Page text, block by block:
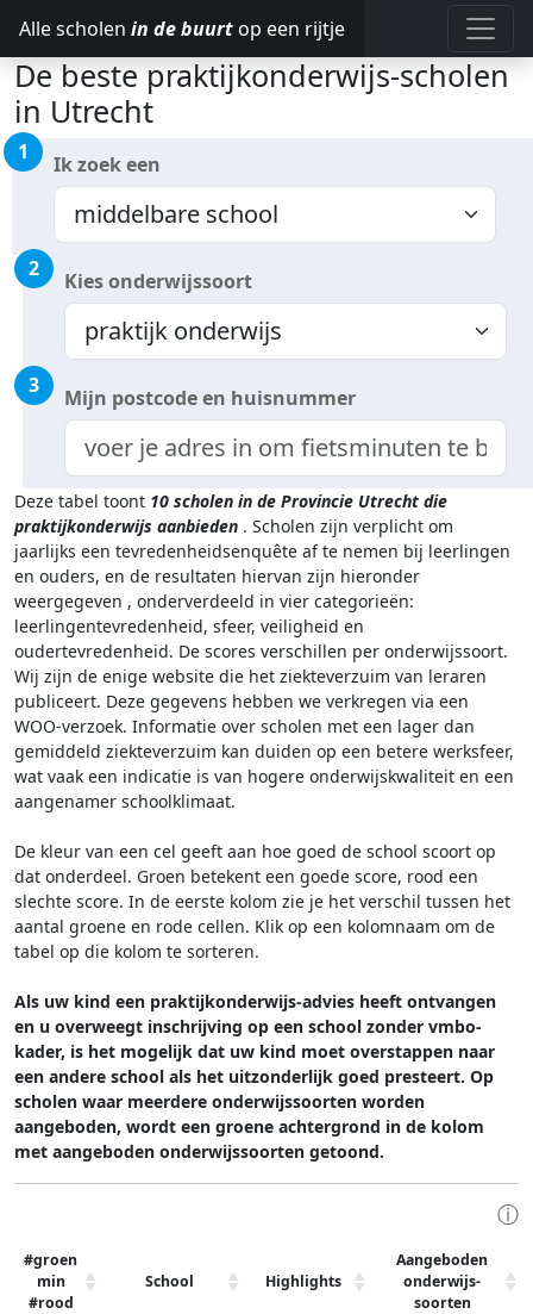
Alle scholen in de buurt op een rijtje
De beste praktijkonderwijs-scholen
in Utrecht
1 Ik zoek een
2 Kies onderwijssoort
3 Mijn postcode en huisnummer
Deze tabel toont 10 scholen in de Provincie Utrecht die
praktijkonderwijs aanbieden . Scholen zijn verplicht om
jaarlijks een tevredenheidsenquête af te nemen bij leerlingen
en ouders, en de resultaten hiervan zijn hieronder
weergegeven , onderverdeeld in vier categorieën:
leerlingentevredenheid, sfeer, veiligheid en
oudertevredenheid. De scores verschillen per onderwijssoort.
Wij zijn de enige website die het ziekteverzuim van leraren
publiceert. Deze gegevens hebben we verkregen via een
WOO-verzoek. Informatie over scholen met een lager dan
gemiddeld ziekteverzuim kan duiden op een betere werksfeer,
wat vaak een indicatie is van hogere onderwijskwaliteit en een
aangenamer schoolklimaat.
De kleur van een cel geeft aan hoe goed de school scoort op
dat onderdeel. Groen betekent een goede score, rood een
slechte score. In de eerste kolom zie je het verschil tussen het
aantal groene en rode cellen. Klik op een kolomnaam om de
tabel op die kolom te sorteren.
Als uw kind een praktijkonderwijs-advies heeft ontvangen
en u overweegt inschrijving op een school zonder vmbo-
kader, is het mogelijk dat uw kind moet overstappen naar
een andere school als het uitzonderlijk goed presteert. Op
scholen waar meerdere onderwijssoorten worden
aangeboden, wordt een groene achtergrond in de kolom
met aangeboden onderwijssoorten getoond.
ⓘ
#groen
min
#rood
School Highlights
Aangeboden
onderwijs-
soorten